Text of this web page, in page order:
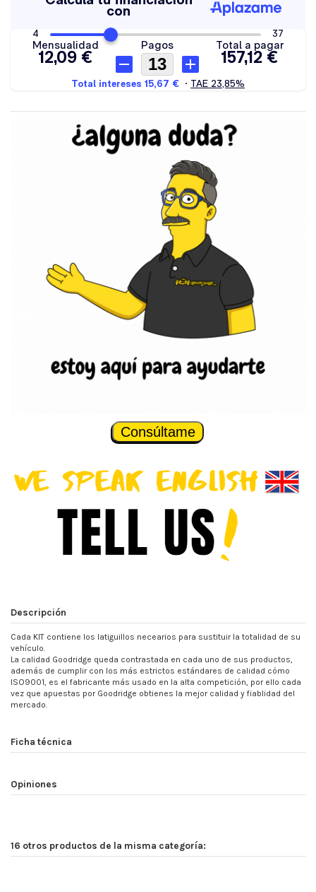
Consúltame
Descripción
Cada KIT contiene los latiguillos necearios para sustituir la totalidad de su
vehículo.
La calidad Goodridge queda contrastada en cada uno de sus productos,
además de cumplir con los más estrictos estándares de calidad cómo
ISO9001, es el fabricante más usado en la alta competición, por ello cada
vez que apuestas por Goodridge obtienes la mejor calidad y fiablidad del
mercado.
Ficha técnica
Opiniones
16 otros productos de la misma categoría: